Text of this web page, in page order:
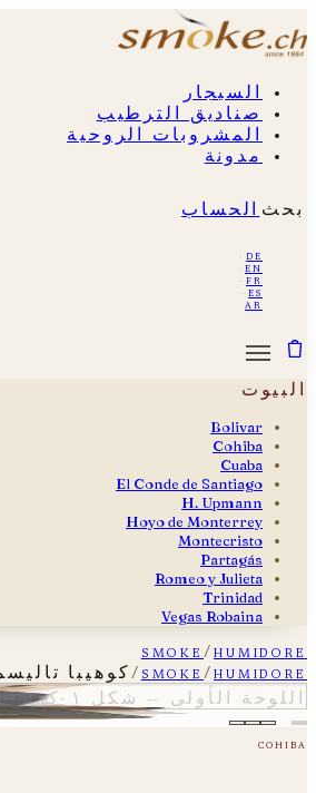
السيجار
صناديق الترطيب
المشروبات الروحية
مدونة
بحث الحساب
de
·
en
·
fr
·
es
·
ar
البيوت
Bolivar
Cohiba
Cuaba
El Conde de Santiago
H. Upmann
Hoyo de Monterrey
Montecristo
Partagás
Romeo y Julieta
Trinidad
Vegas Robaina
smoke/humidore
smoke/humidore
/ كوهيبا
اللوحة الأولى — شكل ٠١
كوهيبا
cohiba